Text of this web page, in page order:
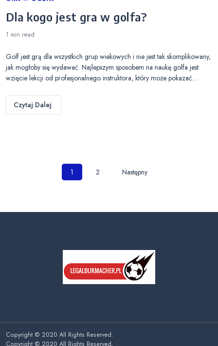
Dla kogo jest gra w golfa?
1 min read
Golf jest grą dla wszystkich grup wiekowych i nie jest tak skomplikowany,
jak mogłoby się wydawać. Najlepszym sposobem na naukę golfa jest
wzięcie lekcji od profesjonalnego instruktora, który może pokazać…
Czytaj Dalej
Nawigacja
1 2 Następny
Copyright © 2020 All Rights Reserved.
Copyright © 2020 All Rights Reserved.